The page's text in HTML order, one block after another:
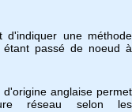
d'indiquer une méthode
passé de noeud à
d'origine anglaise permet
réseau selon les